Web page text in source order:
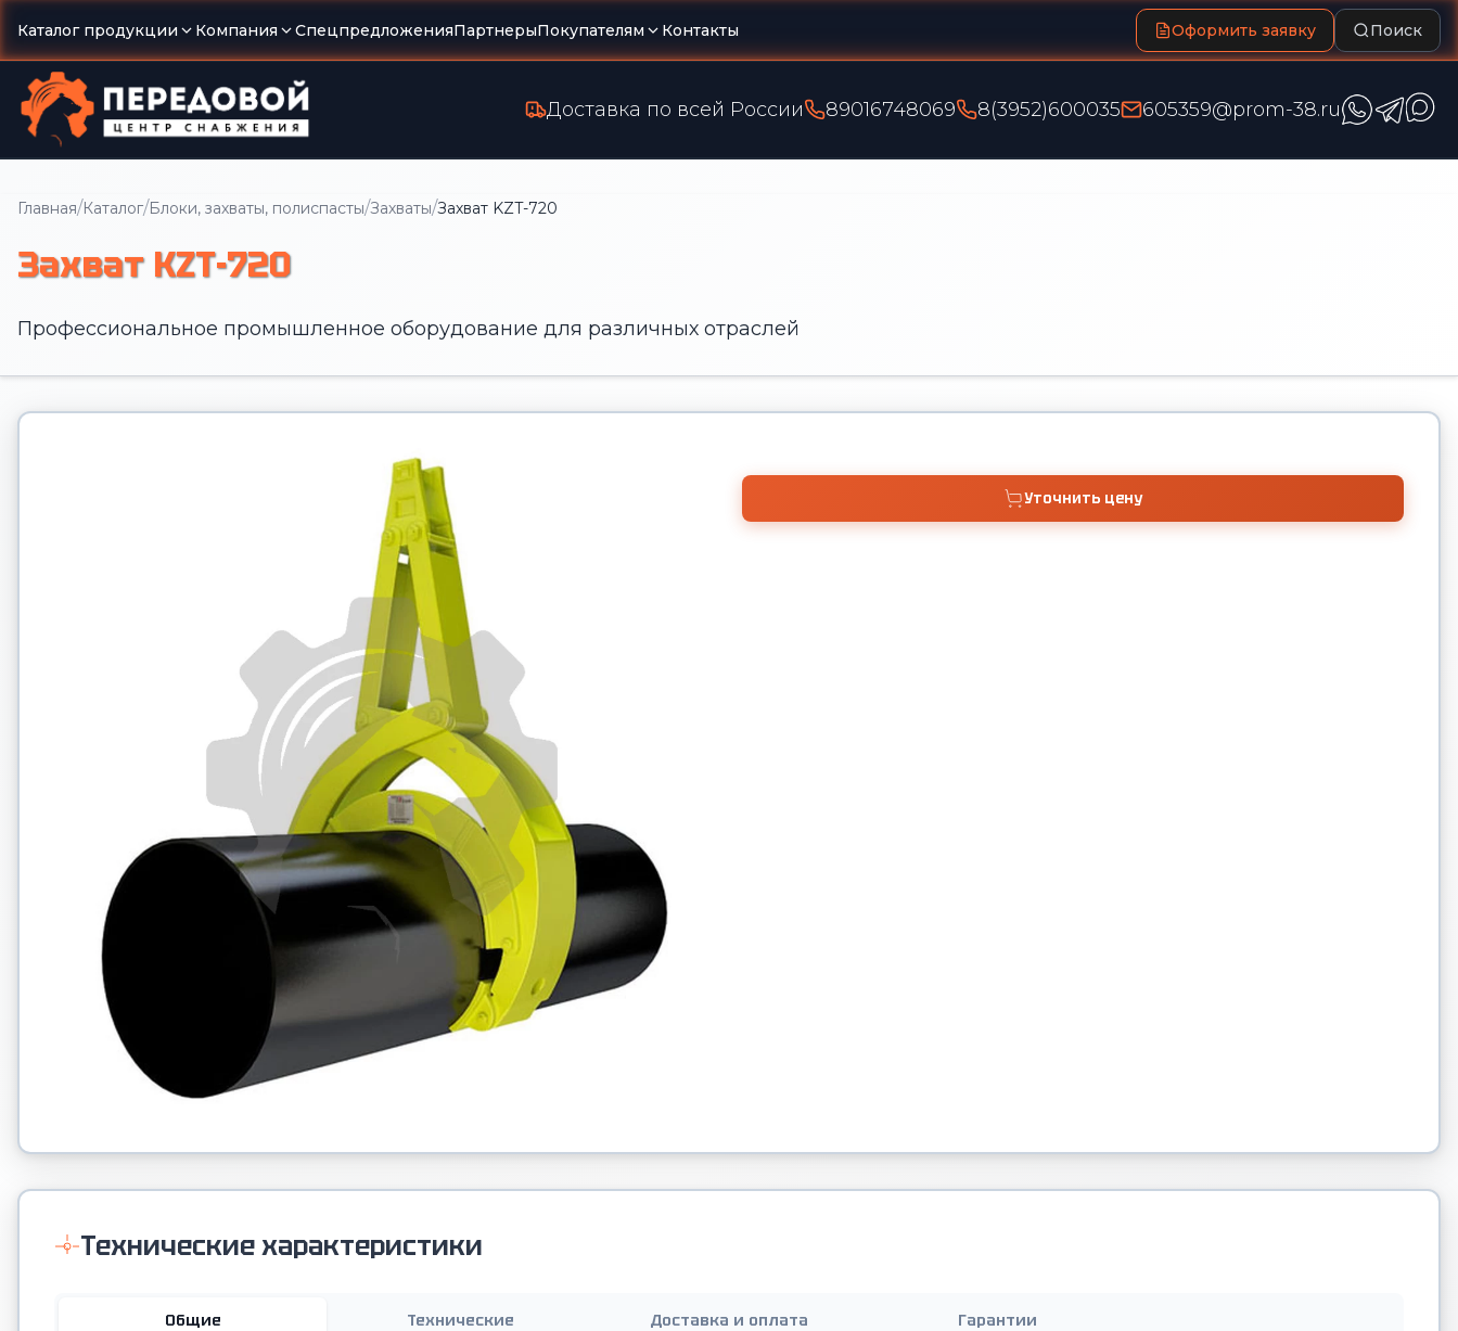
Каталог продукции Компания СпецпредложенияПартнерыПокупателям Контакты Оформить заявку Поиск
Доставка по всей России 89016748069 8(3952)600035 605359@prom-38.ru
Главная/Каталог/Блоки, захваты, полиспасты/Захваты/Захват KZT-720
Захват KZT-720
Профессиональное промышленное оборудование для различных отраслей
Уточнить цену
Технические характеристики
Общие Технические Доставка и оплата Гарантии